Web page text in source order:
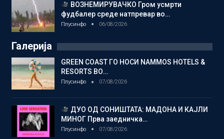
ВОЗНЕМИРУВАЧКО Гром усмрти
фудбалер среде натпревар во…
Плусинфо 06/08/2026
Галерија
GREEN COAST ГО НОСИ NAMMOS HOTELS &
RESORTS ВО…
Плусинфо 07/08/2026
ДУО ОД СОНИШТАТА: МАДОНА И КАЈЛИ
МИНОГ Прва заедничка…
Плусинфо 07/08/2026